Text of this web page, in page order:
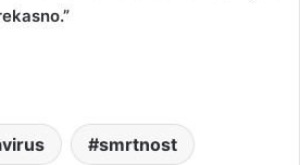
smrtnost